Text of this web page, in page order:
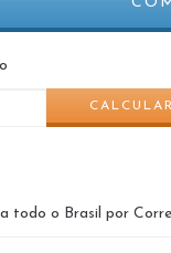
CALCULAR
todo o Brasil por